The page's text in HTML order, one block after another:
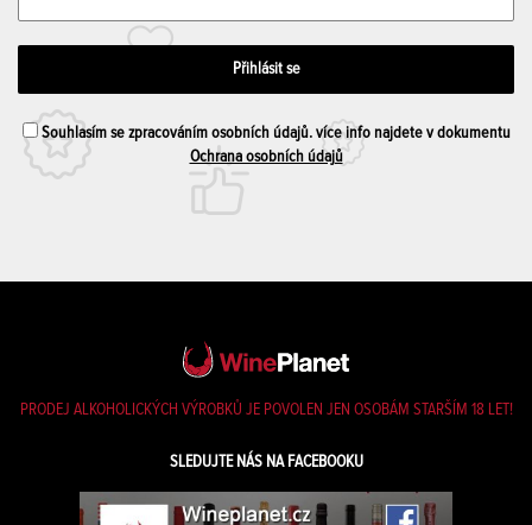
Souhlasím se zpracováním osobních údajů. více info najdete v dokumentu
Ochrana osobních údajů
PRODEJ ALKOHOLICKÝCH VÝROBKŮ JE POVOLEN JEN OSOBÁM STARŠÍM 18 LET!
SLEDUJTE NÁS NA FACEBOOKU